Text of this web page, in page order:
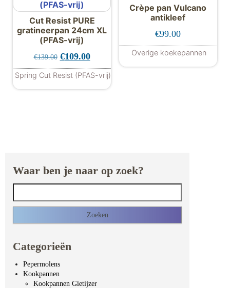
Cut Resist PURE
gratineerpan 24cm XL
(PFAS-vrij)
€139.00 Oorspronkelijke prijs was: €139.00.
€109.00Huidige prijs is: €109.00.
Spring Cut Resist (PFAS-vrij)
Crèpe pan Vulcano
antikleef
€99.00
Overige koekepannen
Waar ben je naar op zoek?
Categorieën
Pepermolens
Kookpannen
Kookpannen Gietijzer